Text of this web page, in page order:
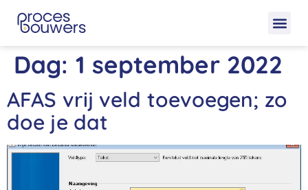
Dag: 1 september 2022
AFAS vrij veld toevoegen; zo
doe je dat